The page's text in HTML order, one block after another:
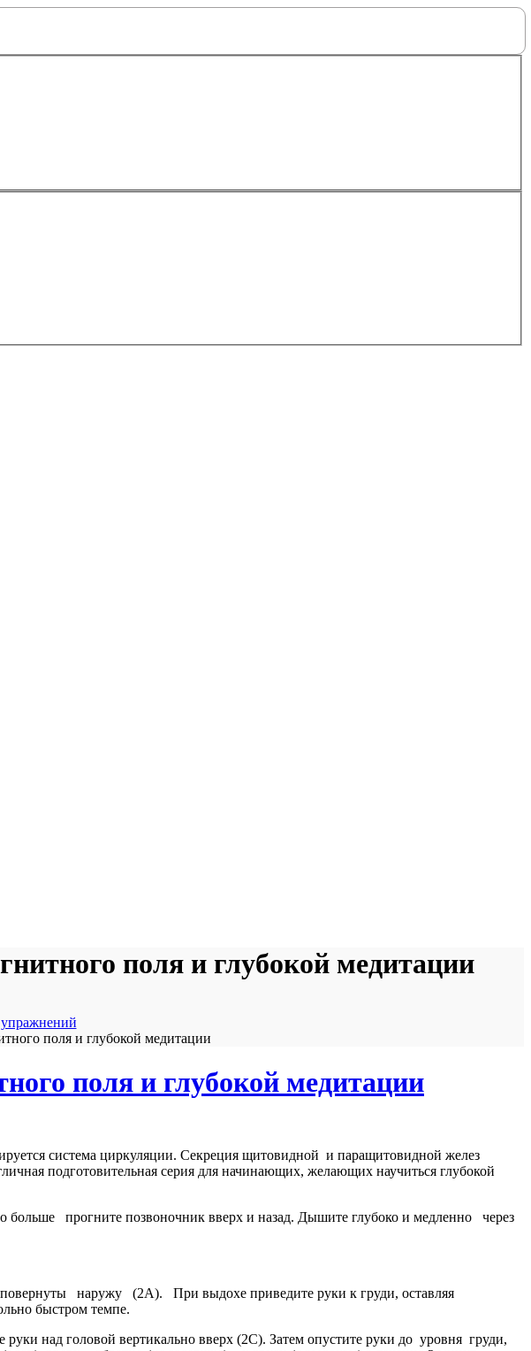
поля и глубокой медитации
поля и глубокой медитации
поля и глубокой медитации
система циркуляции. Секреция щитовидной и паращитовидной желез
подготовительная серия для начинающих, желающих научиться глубокой
прогните позвоночник вверх и назад. Дышите глубоко и медленно через
наружу (2А). При выдохе приведите руки к груди, оставляя
быстром темпе.
над головой вертикально вверх (2С). Затем опустите руки до уровня груди,